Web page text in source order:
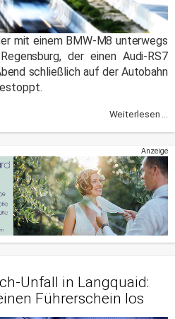
mit einem BMW-M8 unterwegs
der einen Audi-RS7
schließlich auf der Autobahn
Weiterlesen ...
Anzeige
Unfall in Langquaid:
Führerschein los